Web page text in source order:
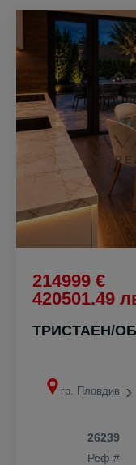
214999 €
420501.49
ТРИСТАЕН/
гр. Пловдив
26239
Реф #